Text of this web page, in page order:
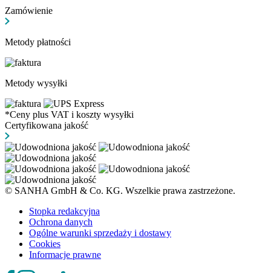
Zamówienie
Metody płatności
Metody wysyłki
*Ceny plus VAT i koszty wysyłki
Certyfikowana jakość
© SANHA GmbH & Co. KG. Wszelkie prawa zastrzeżone.
Stopka redakcyjna
Ochrona danych
Ogólne warunki sprzedaży i dostawy
Cookies
Informacje prawne